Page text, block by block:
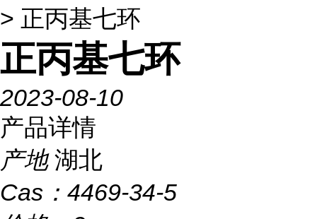
> 正丙基七环
正丙基七环
2023-08-10
产品详情
产地 湖北
Cas： 4469-34-5